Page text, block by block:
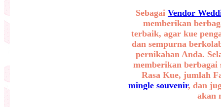
Sebagai Vendor
memberikan
terbaik, agar kue
dan sempurna
pernikahan Anda.
memberikan
Rasa Kue, jumlah
mingle souvenir, dan
akan